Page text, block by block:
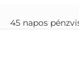
45 napos